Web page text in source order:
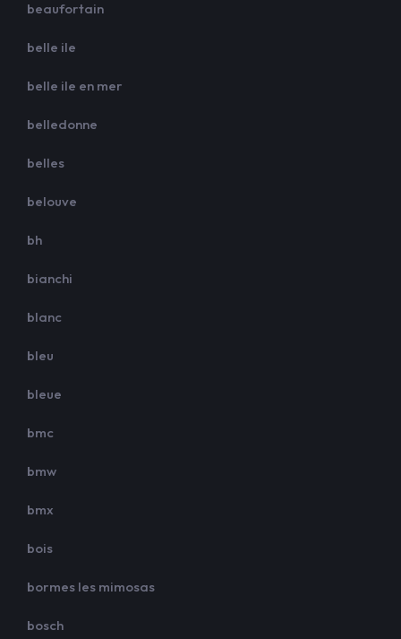
beaufortain
belle ile
belle ile en mer
belledonne
belles
belouve
bh
bianchi
blanc
bleu
bleue
bmc
bmw
bmx
bois
bormes les mimosas
bosch